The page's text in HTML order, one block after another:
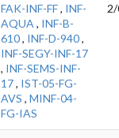
FAK-INF-FF, INF-
AQUA , INF-B-
610, INF-D-940,
INF-SEGY-INF-17
, INF-SEMS-INF-
17, IST-05-FG-
AVS , MINF-04-
FG-IAS